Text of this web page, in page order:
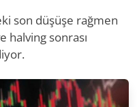
son düşüşe rağmen
halving sonrası